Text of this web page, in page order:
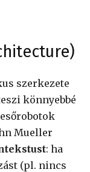
szerkezete
könnyebbé
Mueller
: ha
(pl. nincs